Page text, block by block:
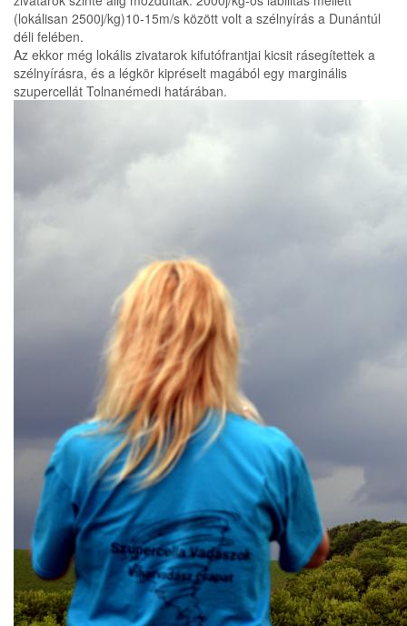
(lokálisan 2500j/kg)10-15m/s között volt a szélnyírás a Dunántúl
déli felében.
Az ekkor még lokális zivatarok kifutófrantjai kicsit rásegítettek a
szélnyírásra, és a légkör kipréselt magából egy marginális
szupercellát Tolnanémedi határában.